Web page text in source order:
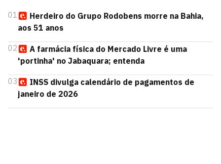
01
Herdeiro do Grupo Rodobens morre na Bahia,
aos 51 anos
02
A farmácia física do Mercado Livre é uma
'portinha' no Jabaquara; entenda
03
INSS divulga calendário de pagamentos de
janeiro de 2026